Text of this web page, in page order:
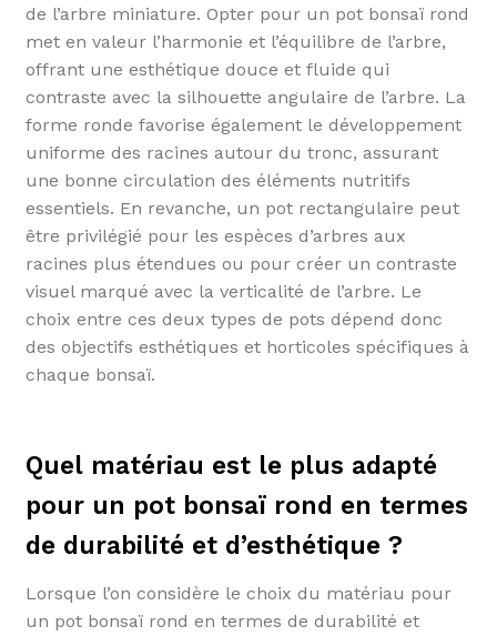
de l’arbre miniature. Opter pour un pot bonsaï rond
met en valeur l’harmonie et l’équilibre de l’arbre,
offrant une esthétique douce et fluide qui
contraste avec la silhouette angulaire de l’arbre. La
forme ronde favorise également le développement
uniforme des racines autour du tronc, assurant
une bonne circulation des éléments nutritifs
essentiels. En revanche, un pot rectangulaire peut
être privilégié pour les espèces d’arbres aux
racines plus étendues ou pour créer un contraste
visuel marqué avec la verticalité de l’arbre. Le
choix entre ces deux types de pots dépend donc
des objectifs esthétiques et horticoles spécifiques à
chaque bonsaï.
Quel matériau est le plus adapté
pour un pot bonsaï rond en termes
de durabilité et d’esthétique ?
Lorsque l’on considère le choix du matériau pour
un pot bonsaï rond en termes de durabilité et